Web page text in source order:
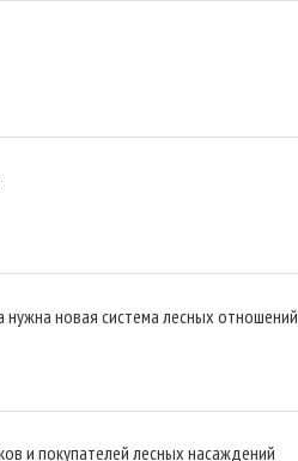
нужна новая система лесных отношений
и покупателей лесных насаждений